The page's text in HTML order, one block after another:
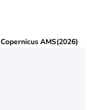
Copernicus AMS(2026)